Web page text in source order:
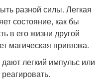
разной силы. Легкая
состояние, как бы
в его жизни другой
магическая привязка.
легкий импульс или